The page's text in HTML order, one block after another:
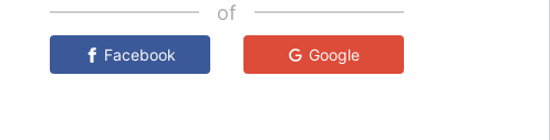
of
Facebook Google